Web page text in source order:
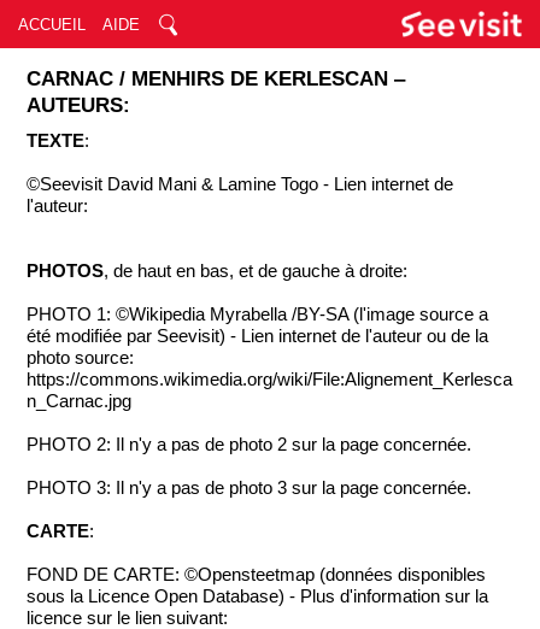
ACCUEIL AIDE
CARNAC / MENHIRS DE KERLESCAN ‒
AUTEURS:
TEXTE:
©Seevisit David Mani & Lamine Togo - Lien internet de
l'auteur:
PHOTOS, de haut en bas, et de gauche à droite:
PHOTO 1: ©Wikipedia Myrabella /BY-SA (l'image source a
été modifiée par Seevisit) - Lien internet de l'auteur ou de la
photo source:
https://commons.wikimedia.org/wiki/File:Alignement_Kerlesca
n_Carnac.jpg
PHOTO 2: Il n'y a pas de photo 2 sur la page concernée.
PHOTO 3: Il n'y a pas de photo 3 sur la page concernée.
CARTE:
FOND DE CARTE: ©Opensteetmap (données disponibles
sous la Licence Open Database) - Plus d'information sur la
licence sur le lien suivant: